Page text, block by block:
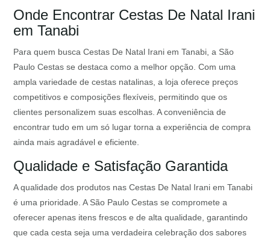
Onde Encontrar Cestas De Natal Irani
em Tanabi
Para quem busca Cestas De Natal Irani em Tanabi, a São
Paulo Cestas se destaca como a melhor opção. Com uma
ampla variedade de cestas natalinas, a loja oferece preços
competitivos e composições flexíveis, permitindo que os
clientes personalizem suas escolhas. A conveniência de
encontrar tudo em um só lugar torna a experiência de compra
ainda mais agradável e eficiente.
Qualidade e Satisfação Garantida
A qualidade dos produtos nas Cestas De Natal Irani em Tanabi
é uma prioridade. A São Paulo Cestas se compromete a
oferecer apenas itens frescos e de alta qualidade, garantindo
que cada cesta seja uma verdadeira celebração dos sabores